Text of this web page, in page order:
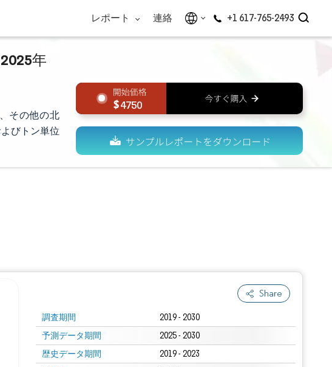
レポート 連絡 +1 617-765-2493
年
その他の北
びトン単位
4750
Share
調査期間 2019 - 2030
予測データ期間 2025 - 2030
歴史データ期間 2019 - 2023